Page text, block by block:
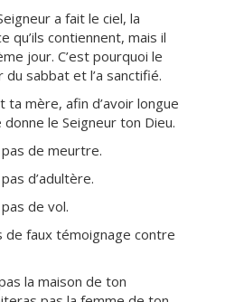
a fait le ciel, la
contiennent, mais il
jour. C’est pourquoi le
du sabbat et l’a sanctifié.
mère, afin d’avoir longue
le Seigneur ton Dieu.
de meurtre.
d’adultère.
de vol.
de faux témoignage contre
la maison de ton